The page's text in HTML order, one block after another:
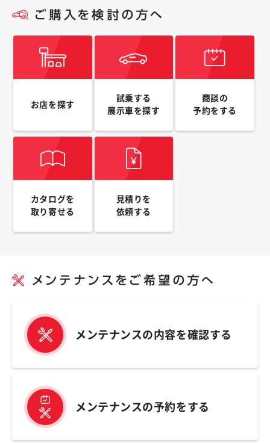
お店を探す
試乗する
展示車を探す
商談の
予約をする
カタログを
取り寄せる
見積りを
依頼する
メンテナンスの内容を確認する
メンテナンスの予約をする